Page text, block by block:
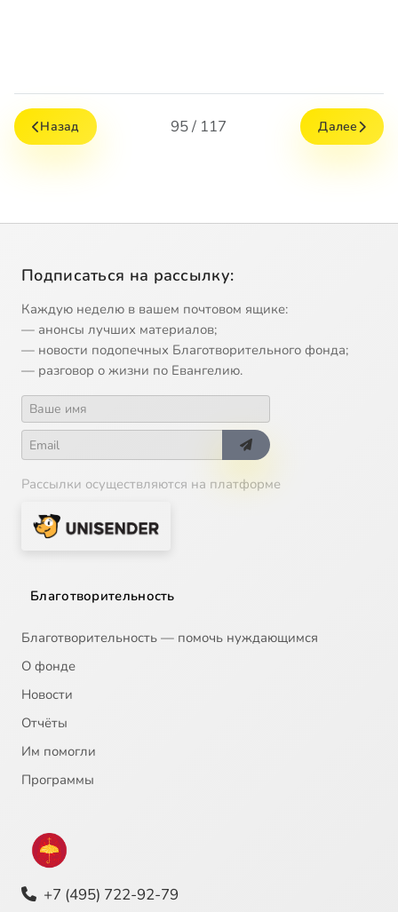
Назад 95 / 117 Далее
Подписаться на рассылку:
Каждую неделю в вашем почтовом ящике:
— анонсы лучших материалов;
— новости подопечных Благотворительного фонда;
— разговор о жизни по Евангелию.
Рассылки осуществляются на платформе
Благотворительность
Благотворительность — помочь нуждающимся
О фонде
Новости
Отчёты
Им помогли
Программы
+7 (495) 722-92-79